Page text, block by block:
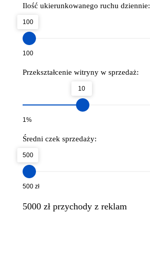
Ilość ukierunkowanego ruchu dziennie:
100
100
Przekształcenie witryny w sprzedaż:
10
1%
Średni czek sprzedaży:
500
500 zł
5000 zł przychody z reklam